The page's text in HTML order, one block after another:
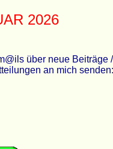
2026
über neue
an mich senden: